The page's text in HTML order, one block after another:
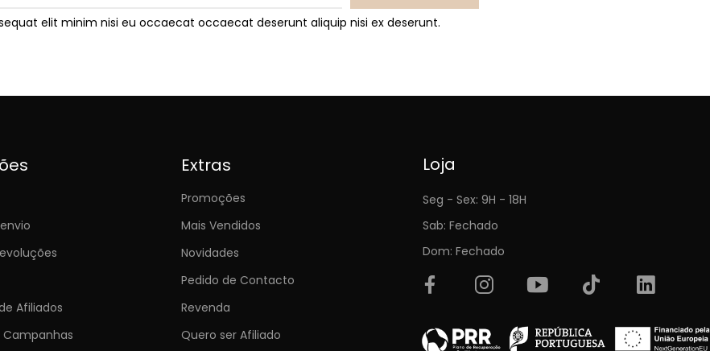
elit minim nisi eu occaecat occaecat deserunt aliquip nisi ex deserunt.
Afiliados
Extras
Promoções
Mais Vendidos
Novidades
Pedido de Contacto
Revenda
Quero ser Afiliado
Loja
Seg - Sex: 9H - 18H
Sab: Fechado
Dom: Fechado